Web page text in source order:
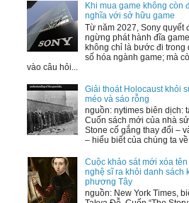
Khi mua game không còn
nghĩa với sở hữu game
Từ năm 2027, Sony quyết
ngừng phát hành đĩa
không chỉ là bước đi trong
số hóa ngành game; mà
vào câu hỏi...
Giải thoát Holocaust khỏi
méo và sáo rỗng
nguồn: nytimes biên dịch:
Cuốn sách mới của nhà
Stone cố gắng thay đổi –
– hiểu biết của chúng ta
Cuộc khảo sát mới xóa
nghệ sĩ ra khỏi danh sách
phương Tây
nguồn: New York Times,